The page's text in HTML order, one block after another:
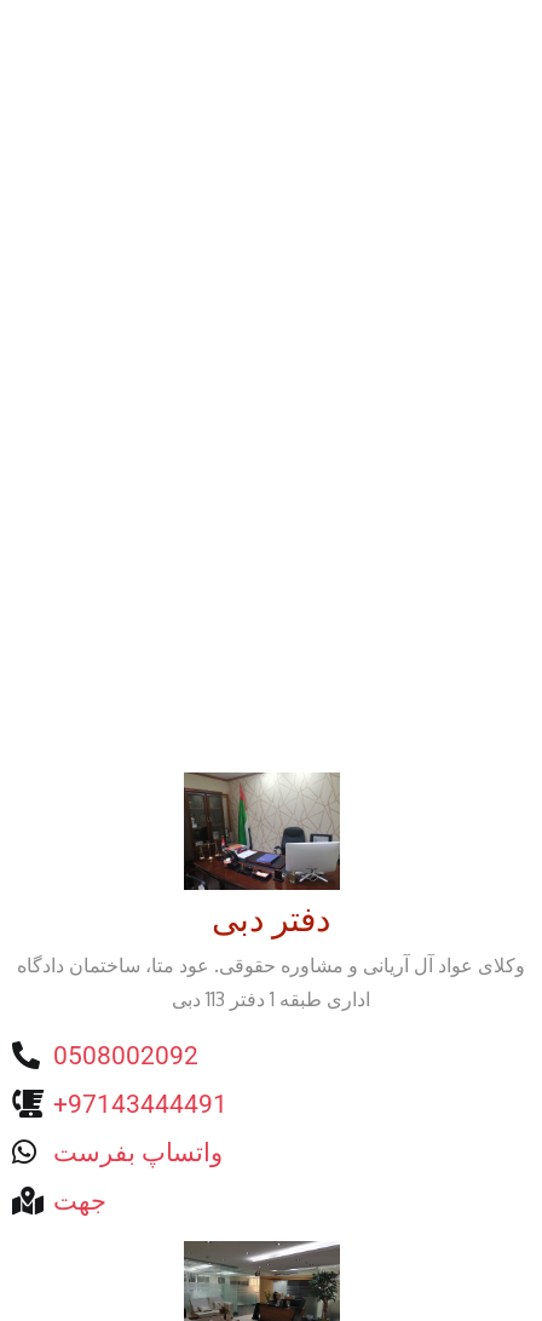
دفتر دبی
وکلای عواد آل آریانی و مشاوره حقوقی. عود متا، ساختمان دادگاه
اداری طبقه 1 دفتر 113 دبی
0508002092
+97143444491
واتساپ بفرست
جهت